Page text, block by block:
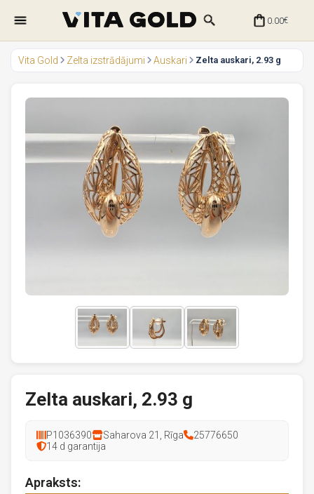
0.00€
Vita Gold Zelta izstrādājumi Auskari Zelta auskari, 2.93 g
Zelta auskari, 2.93 g
P1036390 Saharova 21, Rīga
25776650
14 d garantija
Apraksts: